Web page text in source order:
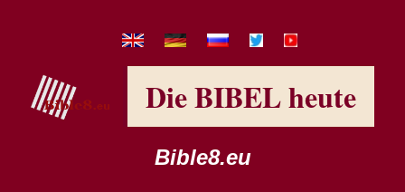
Die BIBEL heute
Bible8.eu